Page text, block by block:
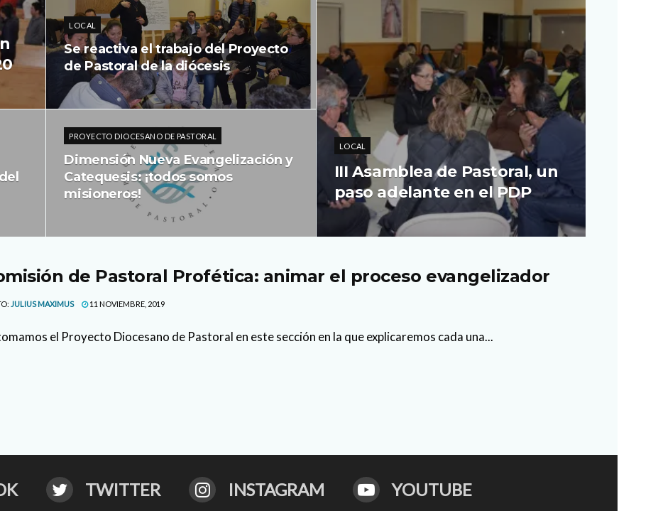
LOCAL
Se reactiva el trabajo del Proyecto
de Pastoral de la diócesis
LOCAL
III Asamblea de Pastoral, un
paso adelante en el PDP
PROYECTO DIOCESANO DE PASTORAL
Dimensión Nueva Evangelización y
Catequesis: ¡todos somos
misioneros!
de Pastoral Profética: animar el proceso evangelizador
JULIUS MAXIMUS 11 NOVIEMBRE, 2019
el Proyecto Diocesano de Pastoral en este sección en la que explicaremos cada una...
TWITTER INSTAGRAM YOUTUBE